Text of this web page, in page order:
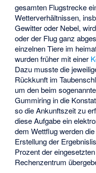
gesamten Flugstrecke
Wetterverhältnissen,
Gewitter oder Nebel,
oder der Flug ganz
einzelnen Tiere im
wurden früher mit einer
Dazu musste die
Rückkunft im
um den beim
Gummiring in die
so die Ankunftszeit zu
diese Aufgabe ein
dem Wettflug werden
Erstellung der
Prozent der
Rechenzentrum